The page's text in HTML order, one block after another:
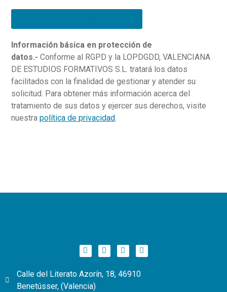
Información básica en protección de
datos.- Conforme al RGPD y la LOPDGDD, VALENCIANA
DE ESTUDIOS FORMATIVOS S.L. tratará los datos
facilitados con la finalidad de gestionar y atender su
solicitud. Para obtener más información acerca del
tratamiento de sus datos y ejercer sus derechos, visite
nuestrapolítica de privacidad
Calle del Literato Azorín, 18, 46910
Benetússer, (Valencia)